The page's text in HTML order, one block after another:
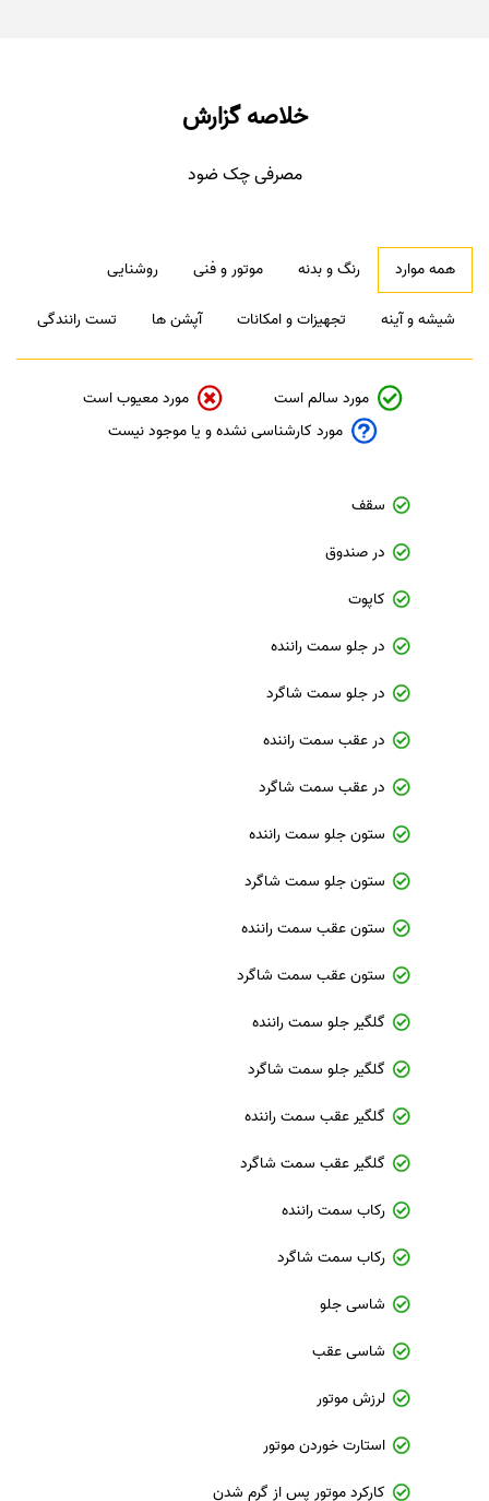
خلاصه گزارش
مصرفی چک ضود
همه موارد رنگ و بدنه موتور و فنی
روشنایی
شیشه و آینه
تجهیزات و امکانات آپشن ها تست رانندگی
مورد سالم است
مورد معیوب است
مورد کارشناسی نشده و یا موجود نیست
سقف
در صندوق
کاپوت
در جلو سمت راننده
در جلو سمت شاگرد
در عقب سمت راننده
در عقب سمت شاگرد
ستون جلو سمت راننده
ستون جلو سمت شاگرد
ستون عقب سمت راننده
ستون عقب سمت شاگرد
گلگیر جلو سمت راننده
گلگیر جلو سمت شاگرد
گلگیر عقب سمت راننده
گلگیر عقب سمت شاگرد
رکاب سمت راننده
رکاب سمت شاگرد
شاسی جلو
شاسی عقب
لرزش موتور
استارت خوردن موتور
کارکرد موتور پس از گرم شدن